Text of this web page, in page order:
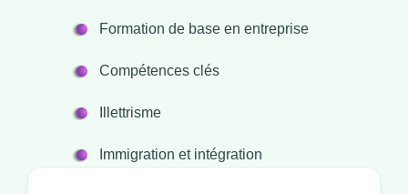
Formation de base en entreprise
Compétences clés
Illettrisme
Immigration et intégration